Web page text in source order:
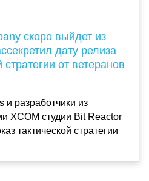
скоро выйдет из
дату релиза
стратегии от ветеранов
и разработчики из
XCOM студии Bit Reactor
тактической стратегии